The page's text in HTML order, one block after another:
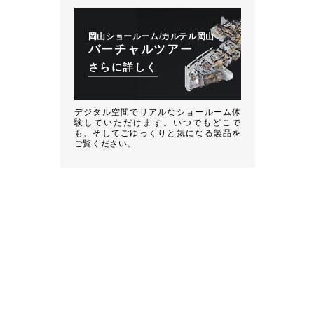
岡山ショールーム/カルテル岡山
バーチャルツアー
さらに詳しく
デジタル空間でリアルなショールーム体
験していただけます。いつでもどこで
も、そしてごゆっくりと気になる製品を
ご覧ください。